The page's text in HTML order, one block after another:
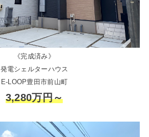
《完成済み》
発電シェルターハウス
E-LOOP豊田市前山町
3,280万円～